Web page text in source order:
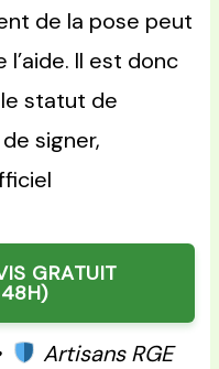
de la pose peut
Il est donc
statut de
de signer,
GRATUIT
48H)
Artisans RGE